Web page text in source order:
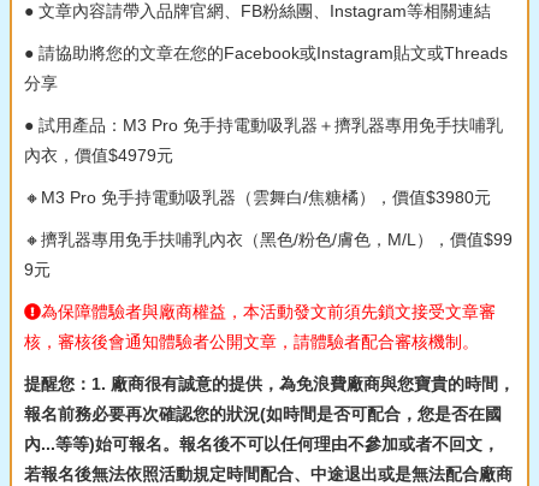
● 文章內容請帶入品牌官網、FB粉絲團、Instagram等相關連結
● 請協助將您的文章在您的Facebook或Instagram貼文或Threads
分享
● 試用產品：M3 Pro 免手持電動吸乳器＋擠乳器專用免手扶哺乳
內衣，價值$4979元
🔸M3 Pro 免手持電動吸乳器（雲舞白/焦糖橘），價值$3980元
🔸擠乳器專用免手扶哺乳內衣（黑色/粉色/膚色，M/L），價值$99
9元
為保障體驗者與廠商權益，本活動發文前須先鎖文接受文章審
核，審核後會通知體驗者公開文章，請體驗者配合審核機制。
提醒您：1. 廠商很有誠意的提供，為免浪費廠商與您寶貴的時間，
報名前務必要再次確認您的狀況(如時間是否可配合，您是否在國
內...等等)始可報名。報名後不可以任何理由不參加或者不回文，
若報名後無法依照活動規定時間配合、中途退出或是無法配合廠商